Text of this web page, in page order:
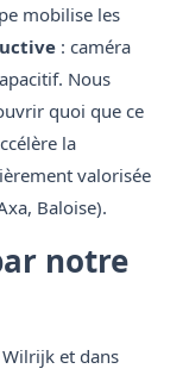
mobilise les
: caméra
Nous
quoi que ce
la
valorisée
Baloise).
notre
et dans